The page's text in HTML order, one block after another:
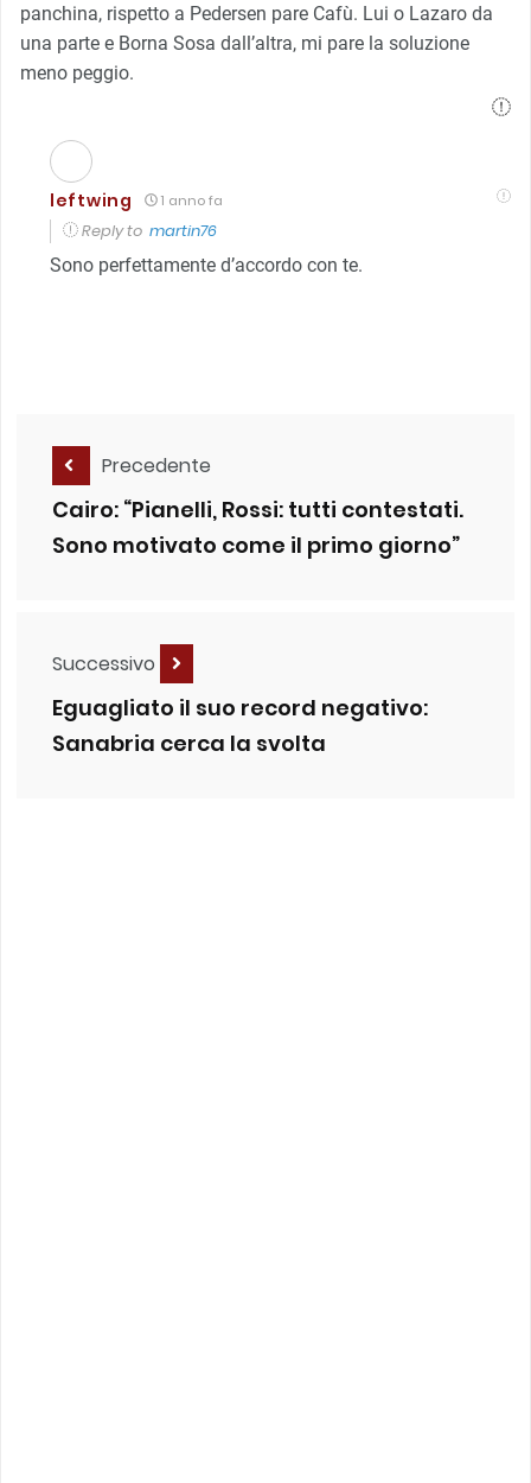
panchina, rispetto a Pedersen pare Cafù. Lui o Lazaro da
una parte e Borna Sosa dall’altra, mi pare la soluzione
meno peggio.
leftwing 1 anno fa
Reply to martin76
Sono perfettamente d’accordo con te.
Precedente
Cairo: “Pianelli, Rossi: tutti contestati.
Sono motivato come il primo giorno”
Successivo
Eguagliato il suo record negativo:
Sanabria cerca la svolta